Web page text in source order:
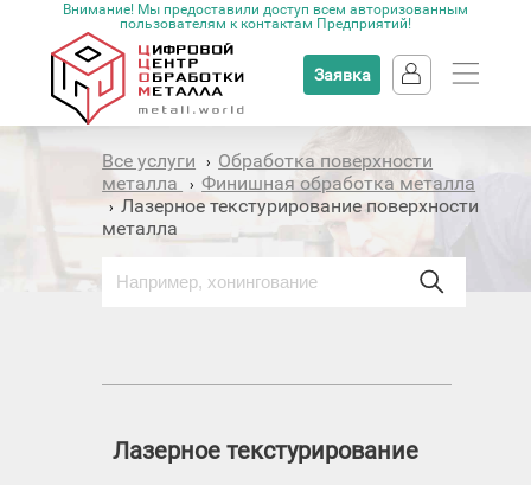
Внимание! Мы предоставили доступ всем авторизованным
пользователям к контактам Предприятий!
Заявка
Все услуги › Обработка поверхности
металла
›Финишная обработка металла
›Лазерное текстурирование поверхности
металла
Лазерное текстурирование